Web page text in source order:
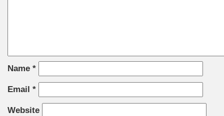
Name *
Email *
Website